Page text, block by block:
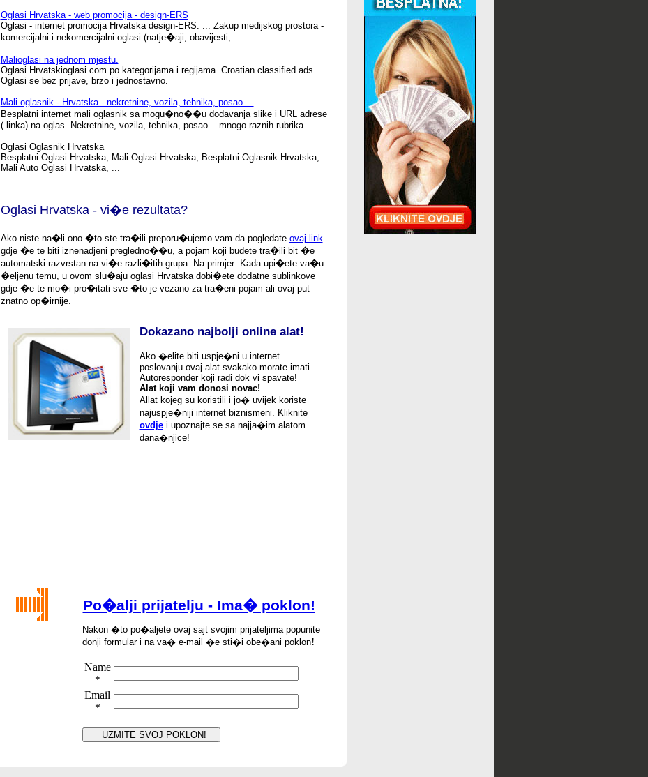
Oglasi Hrvatska - web promocija - design-ERS
Oglasi - internet promocija Hrvatska design-ERS. ... Zakup medijskog prostora -
komercijalni i nekomercijalni oglasi (natje�aji, obavijesti, ...
Malioglasi na jednom mjestu.
Oglasi Hrvatskioglasi.com po kategorijama i regijama. Croatian classified ads.
Oglasi se bez prijave, brzo i jednostavno.
Mali oglasnik - Hrvatska - nekretnine, vozila, tehnika, posao ...
Besplatni internet mali oglasnik sa mogu�no��u dodavanja slike i URL adrese
( linka) na oglas. Nekretnine, vozila, tehnika, posao... mnogo raznih rubrika.
Oglasi Oglasnik Hrvatska
Besplatni Oglasi Hrvatska, Mali Oglasi Hrvatska, Besplatni Oglasnik Hrvatska,
Mali Auto Oglasi Hrvatska, ...
Oglasi Hrvatska - vi�e rezultata?
Ako niste na�li ono �to ste tra�ili preporu�ujemovam da pogledate ovaj link
gdje �e te biti iznenadjeni pregledno��u, a pojam koji budete tra�ili bit �e
automatski razvrstan na vi�e razli�itih grupa. Na primjer: Kada upi�ete va�u
�eljenu temu, u ovom slu�aju oglasi Hrvatska dobi�ete dodatne sublinkove
gdje �e te mo�i pro�itati sve �to je vezano za tra�eni pojam ali ovaj put
znatno op�irnije.
Dokazano najbolji online alat!
Ako �elite biti uspje�ni u internet
poslovanju ovaj alat svakako morate imati.
Autoresponder koji radi dok vi spavate!
Alat koji vam donosi novac!
Allat kojeg su koristili i jo� uvijek koriste
najuspje�niji internet biznismeni. Kliknite
ovdjei upoznajte se sa najja�im alatom
dana�njice!
Po�alji prijatelju - Ima� poklon!
Nakon �to po�aljete ovaj sajt svojim prijateljima popunite
donji formular i na va�e-mail �e sti�i obe�ani poklon!
Name
*
Email
*